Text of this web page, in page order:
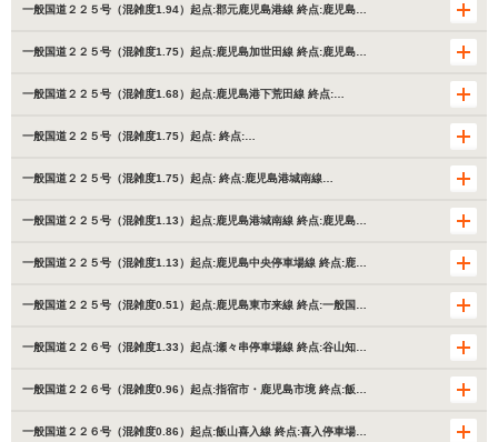
一般国道２２５号（混雑度1.94）起点:郡元鹿児島港線 終点:鹿児島…
一般国道２２５号（混雑度1.75）起点:鹿児島加世田線 終点:鹿児島…
一般国道２２５号（混雑度1.68）起点:鹿児島港下荒田線 終点:…
一般国道２２５号（混雑度1.75）起点: 終点:…
一般国道２２５号（混雑度1.75）起点: 終点:鹿児島港城南線…
一般国道２２５号（混雑度1.13）起点:鹿児島港城南線 終点:鹿児島…
一般国道２２５号（混雑度1.13）起点:鹿児島中央停車場線 終点:鹿…
一般国道２２５号（混雑度0.51）起点:鹿児島東市来線 終点:一般国…
一般国道２２６号（混雑度1.33）起点:瀬々串停車場線 終点:谷山知…
一般国道２２６号（混雑度0.96）起点:指宿市・鹿児島市境 終点:飯…
一般国道２２６号（混雑度0.86）起点:飯山喜入線 終点:喜入停車場…